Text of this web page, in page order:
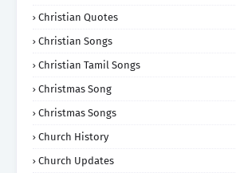
Christian Quotes
Christian Songs
Christian Tamil Songs
Christmas Song
Christmas Songs
Church History
Church Updates